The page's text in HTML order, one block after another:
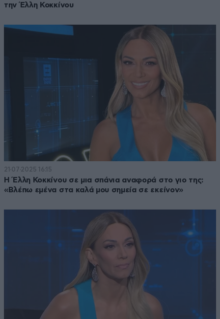
την Έλλη Κοκκίνου
21·07·2025 16:15
Η Έλλη Κοκκίνου σε μια σπάνια αναφορά στο γιο της:
«Βλέπω εμένα στα καλά μου σημεία σε εκείνον»